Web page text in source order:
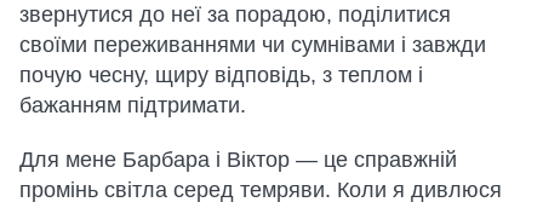
звернутися до неї за порадою, поділитися
своїми переживаннями чи сумнівами і завжди
почую чесну, щиру відповідь, з теплом і
бажанням підтримати.
Для мене Барбара і Віктор — це справжній
промінь світла серед темряви. Коли я дивлюся